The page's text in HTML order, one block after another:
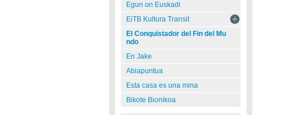
Egun on Euskadi
EiTB Kultura Transit
El Conquistador del Fin del Mu
ndo
En Jake
Abiapuntua
Esta casa es una mina
Bikote Bionikoa